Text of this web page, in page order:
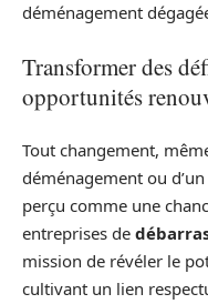
déménagement
Transformer des
opportunités
Tout changement,
déménagement ou
perçu comme une
entreprises de
mission de révéler le
cultivant un lien